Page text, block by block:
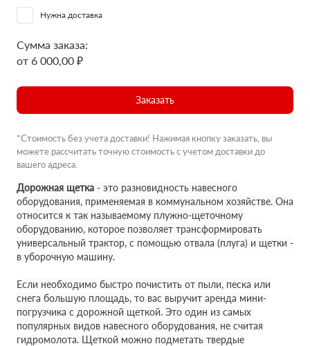
Нужна доставка
Сумма заказа:
от 6 000,00 ₽
Заказать
*Стоимость без учета доставки! Нажимая кнопку заказать, вы
можете рассчитать точную стоимость с учетом доставки до
вашего адреса.
Дорожная щетка - это разновидность навесного
оборудования, применяемая в коммунальном хозяйстве. Она
относится к так называемому плужно-щеточному
оборудованию, которое позволяет трансформировать
универсальный трактор, с помощью отвала (плуга) и щетки -
в уборочную машину.
Если необходимо быстро почистить от пыли, песка или
снега большую площадь, то вас выручит аренда мини-
погрузчика с дорожной щеткой. Это один из самых
популярных видов навесного оборудования, не считая
гидромолота. Щеткой можно подметать твердые